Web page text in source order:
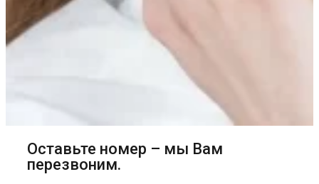
Оставьте номер – мы Вам
перезвоним.